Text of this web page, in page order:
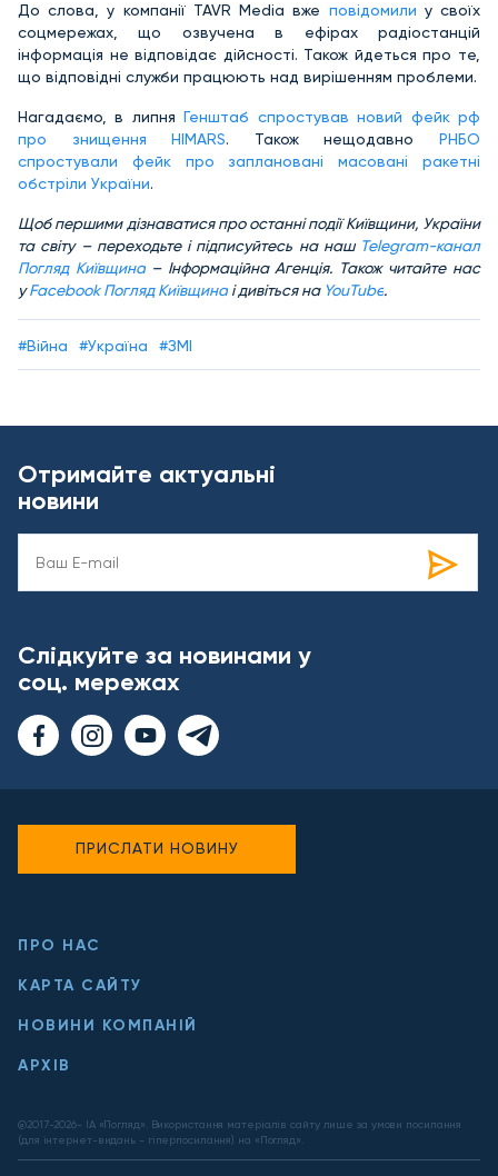
До слова, у компанії TAVR Media вже повідомили у своїх
соцмережах, що озвучена в ефірах радіостанцій
інформація не відповідає дійсності. Також йдеться про те,
що відповідні служби працюють над вирішенням проблеми.
Нагадаємо, в липняГенштаб спростував новий фейк рф
про знищення HIMARS. Також нещодавноРНБО
спростували фейк про заплановані масовані ракетні
обстріли України.
Щоб першими дізнаватися про останні події Київщини, України
та світу – переходьте і підписуйтесь на наш Telegram-канал
Погляд Київщина– Інформаційна Агенція. Також читайте нас
уFacebook Погляд Київщина і дивіться на YouTube.
#Війна #Україна #ЗМІ
Отримайте актуальні
новини
Слідкуйте за новинами у
соц. мережах
ПРО НАС
КАРТА САЙТУ
НОВИНИ КОМПАНІЙ
АРХІВ
@2017-2026- ІА «Погляд». Використання матеріалів сайту лише за умови посилання
(для інтернет-видань - гіперпосилання) на «Погляд».
ПРИСЛАТИ НОВИНУ